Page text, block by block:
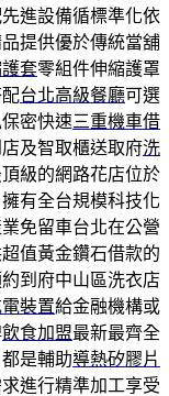
進設備循標準化依
提供優於傳統當舖
套零組件伸縮護罩
台北高級餐廳可選
密快速三重機車借
及智取櫃送取府洗
級的網路花店位於
有全台規模科技化
免留車台北在公營
值黃金鑽石借款的
到府中山區洗衣店
裝置給金融機構或
飲食加盟最新最齊全
是輔助導熱矽膠片
進行精準加工享受